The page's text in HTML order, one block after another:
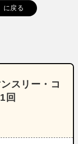
に戻る
スリー・コ
回